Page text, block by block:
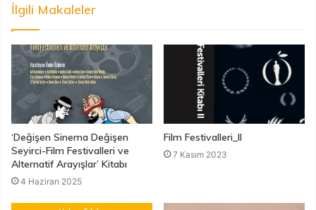
İlgili Makaleler
‘Değişen Sinema Değişen
Seyirci-Film Festivalleri ve
Alternatif Arayışlar’ Kitabı
4 Haziran 2025
Film Festivalleri_II
7 Kasım 2023